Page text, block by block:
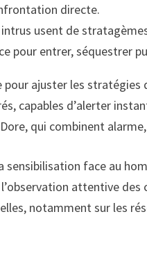
directe.
usent de
pour entrer, séquestrer
ajuster les stratégies
capables d’alerter
qui combinent
face au
attentive
notamment sur les